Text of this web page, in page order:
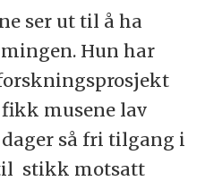
ser ut til å ha
Hun har
fikk musene lav
så fri tilgang i
stikk motsatt